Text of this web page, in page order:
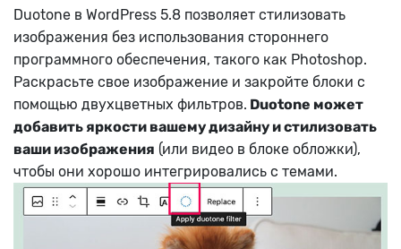
Duotone в WordPress 5.8 позволяет стилизовать
изображения без использования стороннего
программного обеспечения, такого как Photoshop.
Раскрасьте свое изображение и закройте блоки с
помощью двухцветных фильтров. Duotone может
добавить яркости вашему дизайну и стилизовать
ваши изображения (или видео в блоке обложки),
чтобы они хорошо интегрировались с темами.